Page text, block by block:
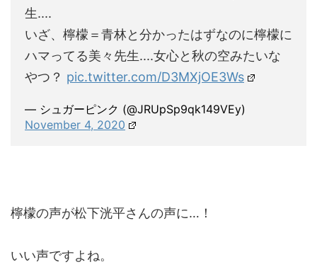
生....
いざ、檸檬＝青林と分かったはずなのに檸檬に
ハマってる美々先生....女心と秋の空みたいな
やつ？ pic.twitter.com/D3MXjOE3Ws
— シュガーピンク (@JRUpSp9qk149VEy)
November 4, 2020
檸檬の声が松下洸平さんの声に…！
いい声ですよね。